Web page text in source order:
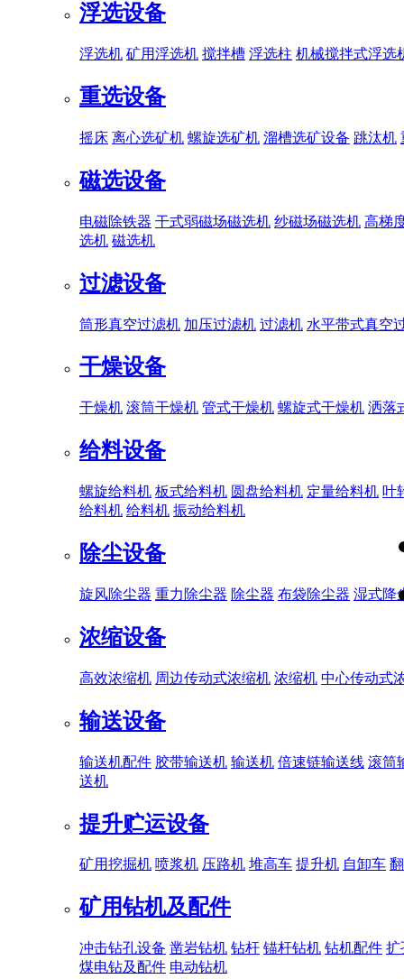
浮选设备
浮选机 矿用浮选机 搅拌槽 浮选柱 机械搅拌式浮选
重选设备
摇床 离心选矿机 螺旋选矿机 溜槽选矿设备 跳汰机
磁选设备
电磁除铁器 干式弱磁场磁选机 纱磁场磁选机 高梯
选机 磁选机
过滤设备
筒形真空过滤机 加压过滤机 过滤机 水平带式真空
干燥设备
干燥机 滚筒干燥机 管式干燥机 螺旋式干燥机 洒落
给料设备
螺旋给料机 板式给料机 圆盘给料机 定量给料机 叶
给料机 给料机 振动给料机
除尘设备
旋风除尘器 重力除尘器 除尘器 布袋除尘器 湿式降
浓缩设备
高效浓缩机 周边传动式浓缩机 浓缩机 中心传动式
输送设备
输送机配件 胶带输送机 输送机 倍速链输送线 滚筒
送机
提升贮运设备
矿用挖掘机 喷浆机 压路机 堆高车 提升机 自卸车
矿用钻机及配件
冲击钻孔设备 凿岩钻机 钻杆 锚杆钻机 钻机配件 扩
煤电钻及配件 电动钻机